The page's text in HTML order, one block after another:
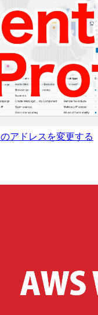
アドレスを変更する